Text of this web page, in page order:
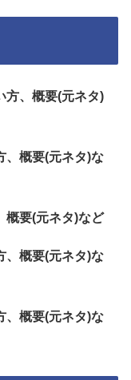
方、概要(元ネタ)
、概要(元ネタ)な
概要(元ネタ)など
、概要(元ネタ)な
、概要(元ネタ)な